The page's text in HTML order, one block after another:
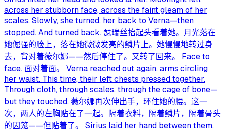
across her stubborn face, across the faint gleam of her
scales. Slowly, she turned, her back to Verna—then
stopped. And turned back. 瑟瑞丝抬起头看着她。月光落在
她倔强的脸上，落在她微微发亮的鳞片上。她慢慢地转过身
去，背对着薇尔娜——然后停住了。又转了回来。 Face to
face. 面对着面。 Verna reached out again, arms circling
her waist. This time, their left chests pressed together.
Through cloth, through scales, through the cage of bone—
but they touched. 薇尔娜再次伸出手，环住她的腰。这一
次，两人的左胸贴在了一起。隔着衣料，隔着鳞片，隔着骨头
的囚笼——但贴着了。 Sirius laid her hand between them.